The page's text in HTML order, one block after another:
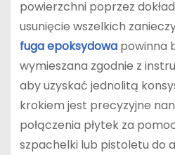
powierzchni poprzez
usunięcie wszelkich
fuga epoksydowapowinna
wymieszana zgodnie z
aby uzyskać jednolitą
krokiem jest precyzyjne
połączenia płytek za
szpachelki lub pistoletu do